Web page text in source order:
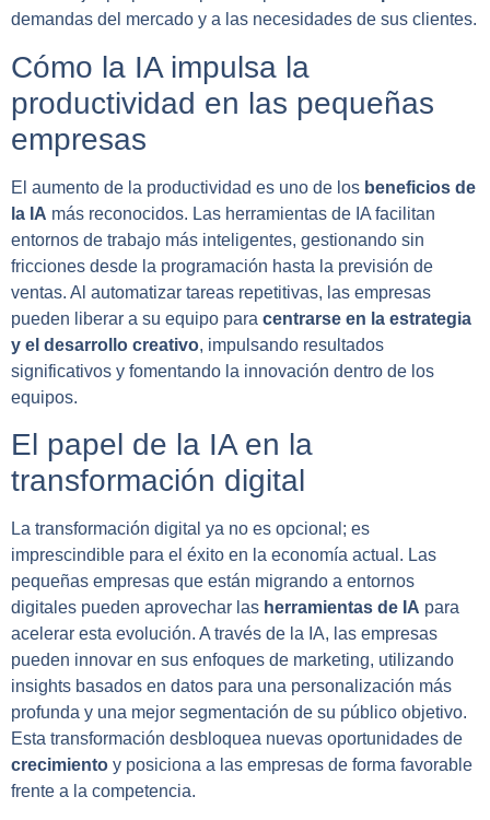
demandas del mercado y a las necesidades de sus clientes.
Cómo la IA impulsa la
productividad en las pequeñas
empresas
El aumento de la productividad es uno de los beneficios de
la IA más reconocidos. Las herramientas de IA facilitan
entornos de trabajo más inteligentes, gestionando sin
fricciones desde la programación hasta la previsión de
ventas. Al automatizar tareas repetitivas, las empresas
pueden liberar a su equipo para centrarse en la estrategia
y el desarrollo creativo, impulsando resultados
significativos y fomentando la innovación dentro de los
equipos.
El papel de la IA en la
transformación digital
La transformación digital ya no es opcional; es
imprescindible para el éxito en la economía actual. Las
pequeñas empresas que están migrando a entornos
digitales pueden aprovechar las herramientas de IA para
acelerar esta evolución. A través de la IA, las empresas
pueden innovar en sus enfoques de marketing, utilizando
insights basados en datos para una personalización más
profunda y una mejor segmentación de su público objetivo.
Esta transformación desbloquea nuevas oportunidades de
crecimiento y posiciona a las empresas de forma favorable
frente a la competencia.